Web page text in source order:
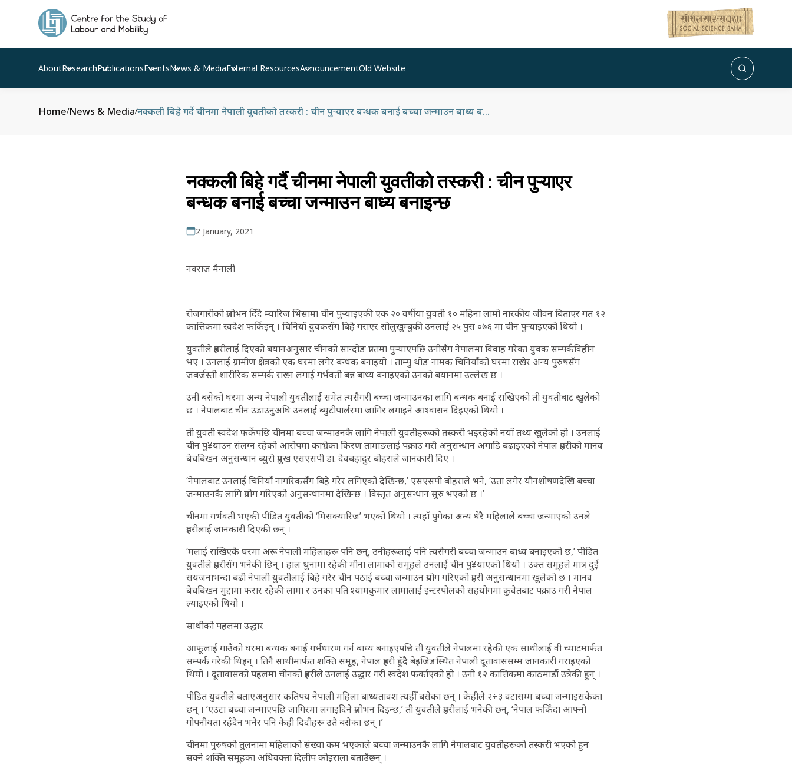
AboutResearchPublicationsEventsNews & MediaExternal ResourcesAnnouncementOld Website
Home/News & Media/ नक्कली बिहे गर्दै चीनमा नेपाली युवतीको तस्करी : चीन पुऱ्याएर बन्धक बनाई बच्चा जन्माउन बाध्य बनाइन्छ
नक्कली बिहे गर्दै चीनमा नेपाली युवतीको तस्करी : चीन पुऱ्याएर
बन्धक बनाई बच्चा जन्माउन बाध्य बनाइन्छ
2 January, 2021
नवराज मैनाली
रोजगारीको प्रलोभन दिँदै म्यारिज भिसामा चीन पुऱ्याइएकी एक २० वर्षीया युवती १० महिना लामो नारकीय जीवन बिताएर गत १२
कात्तिकमा स्वदेश फर्किइन् । चिनियाँ युवकसँग बिहे गराएर सोलुखुम्बुकी उनलाई २५ पुस ०७६ मा चीन पुऱ्याइएको थियो ।
युवतीले प्रहरीलाई दिएको बयानअनुसार चीनको सान्दोङ प्रान्तमा पुऱ्याएपछि उनीसँग नेपालमा विवाह गरेका युवक सम्पर्कविहीन
भए । उनलाई ग्रामीण क्षेत्रको एक घरमा लगेर बन्धक बनाइयो । ताम्पु थोङ नामक चिनियाँको घरमा राखेर अन्य पुरुषसँग
जबर्जस्ती शारीरिक सम्पर्क राख्न लगाई गर्भवती बन्न बाध्य बनाइएको उनको बयानमा उल्लेख छ ।
उनी बसेको घरमा अन्य नेपाली युवतीलाई समेत त्यसैगरी बच्चा जन्माउनका लागि बन्धक बनाई राखिएको ती युवतीबाट खुलेको
छ । नेपालबाट चीन उडाउनुअघि उनलाई ब्युटीपार्लरमा जागिर लगाइने आश्वासन दिइएको थियो ।
ती युवती स्वदेश फर्केपछि चीनमा बच्चा जन्माउनकै लागि नेपाली युवतीहरूको तस्करी भइरहेको नयाँ तथ्य खुलेको हो । उनलाई
चीन पु¥याउन संलग्न रहेको आरोपमा काभ्रेका किरण तामाङलाई पक्राउ गरी अनुसन्धान अगाडि बढाइएको नेपाल प्रहरीको मानव
बेचबिखन अनुसन्धान ब्युरो प्रमुख एसएसपी डा. देवबहादुर बोहराले जानकारी दिए ।
‘नेपालबाट उनलाई चिनियाँ नागरिकसँग बिहे गरेर लगिएको देखिन्छ,’ एसएसपी बोहराले भने, ‘उता लगेर यौनशोषणदेखि बच्चा
जन्माउनकै लागि प्रयोग गरिएको अनुसन्धानमा देखिन्छ । विस्तृत अनुसन्धान सुरु भएको छ ।’
चीनमा गर्भवती भएकी पीडित युवतीको ‘मिसक्यारिज’ भएको थियो । त्यहाँ पुगेका अन्य धेरै महिलाले बच्चा जन्माएको उनले
प्रहरीलाई जानकारी दिएकी छन् ।
‘मलाई राखिएकै घरमा अरू नेपाली महिलाहरू पनि छन्, उनीहरूलाई पनि त्यसैगरी बच्चा जन्माउन बाध्य बनाइएको छ,’ पीडित
युवतीले प्रहरीसँग भनेकी छिन् । हाल थुनामा रहेकी मीना लामाको समूहले उनलाई चीन पु¥याएको थियो । उक्त समूहले मात्र दुई
सयजनाभन्दा बढी नेपाली युवतीलाई बिहे गरेर चीन पठाई बच्चा जन्माउन प्रयोग गरिएको प्रहरी अनुसन्धानमा खुलेको छ । मानव
बेचबिखन मुद्दामा फरार रहेकी लामा र उनका पति श्यामकुमार लामालाई इन्टरपोलको सहयोगमा कुवेतबाट पक्राउ गरी नेपाल
ल्याइएको थियो ।
साथीको पहलमा उद्धार
आफूलाई गाउँको घरमा बन्धक बनाई गर्भधारण गर्न बाध्य बनाइएपछि ती युवतीले नेपालमा रहेकी एक साथीलाई वी च्याटमार्फत
सम्पर्क गरेकी थिइन् । तिनै साथीमार्फत शक्ति समूह, नेपाल प्रहरी हुँदै बेइजिङस्थित नेपाली दूतावाससम्म जानकारी गराइएको
थियो । दूतावासको पहलमा चीनको प्रहरीले उनलाई उद्धार गरी स्वदेश फर्काएको हो । उनी १२ कात्तिकमा काठमाडौं उत्रेकी हुन् ।
पीडित युवतीले बताएअनुसार कतिपय नेपाली महिला बाध्यतावश त्यहीँ बसेका छन् । केहीले २÷३ वटासम्म बच्चा जन्माइसकेका
छन् । ‘एउटा बच्चा जन्माएपछि जागिरमा लगाइदिने प्रलोभन दिइन्छ,’ ती युवतीले प्रहरीलाई भनेकी छन्, ‘नेपाल फर्किँदा आफ्नो
गोपनीयता रहँदैन भनेर पनि केही दिदीहरू उतै बसेका छन् ।’
चीनमा पुरुषको तुलनामा महिलाको संख्या कम भएकाले बच्चा जन्माउनकै लागि नेपालबाट युवतीहरूको तस्करी भएको हुन
सक्ने शक्ति समूहका अधिवक्ता दिलीप कोइराला बताउँछन् ।